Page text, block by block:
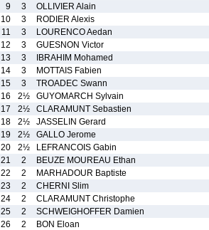
9
3
OLLIVIER Alain
10
3
RODIER Alexis
11
3
LOURENCO Aedan
12
3
GUESNON Victor
13
3
IBRAHIM Mohamed
14
3
MOTTAIS Fabien
15
3
TROADEC Swann
16
2½
GUYOMARCH Sylvain
17
2½
CLARAMUNT Sebastien
18
2½
JASSELIN Gerard
19
2½
GALLO Jerome
20
2½
LEFRANCOIS Gabin
21
2
BEUZE MOUREAU Ethan
22
2
MARHADOUR Baptiste
23
2
CHERNI Slim
24
2
CLARAMUNT Christophe
25
2
SCHWEIGHOFFER Damien
26
2
BON Eloan